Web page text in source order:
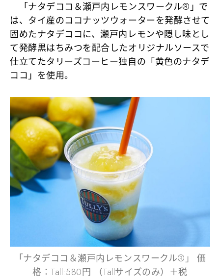
「ナタデココ＆瀬戸内レモンスワークル®」で
は、タイ産のココナッツウォーターを発酵させて
固めたナタデココに、瀬戸内レモンや隠し味とし
て発酵黒はちみつを配合したオリジナルソースで
仕立てたタリーズコーヒー独自の「黄色のナタデ
ココ」を使用。
「ナタデココ＆瀬戸内レモンスワークル®」 価
格：Tall:580円 （Tallサイズのみ）＋税